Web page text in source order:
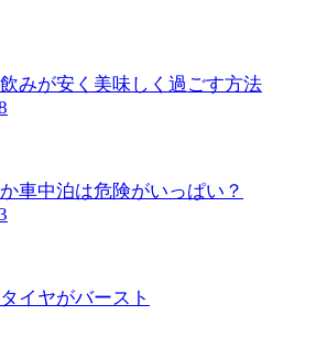
みが安く美味しく過ごす方法
車中泊は危険がいっぱい？
イヤがバースト